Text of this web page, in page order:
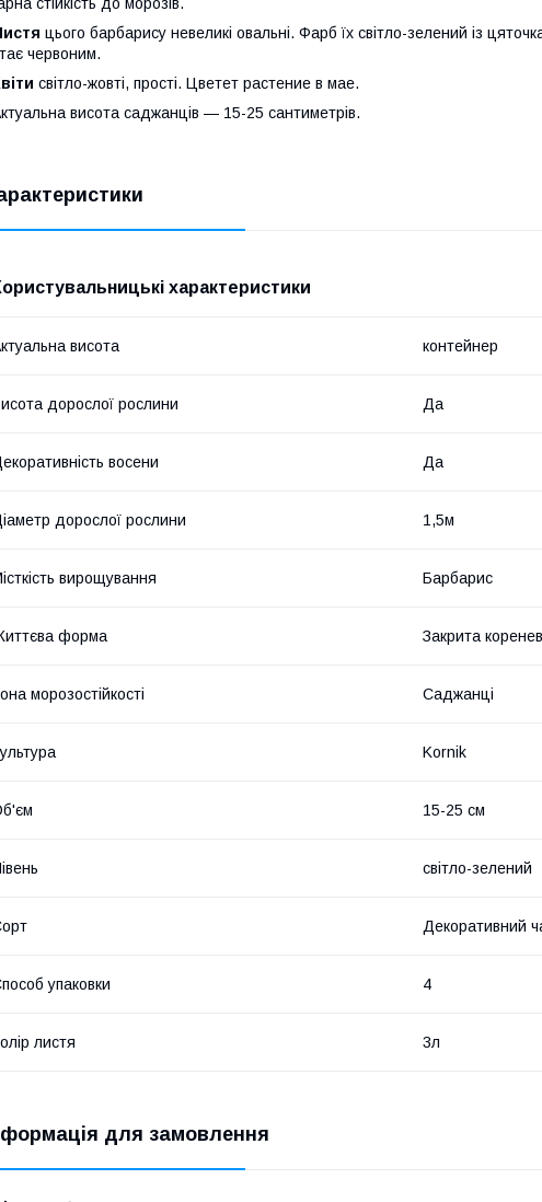
цього барбарису невеликі овальні. Фарб їх світло-зелений із
червоним.
світло-жовті, прості. Цветет растение в мае.
висота саджанців — 15-25 сантиметрів.
характеристики
висота контейнер
дорослої рослини Да
восени Да
дорослої рослини 1,5м
вирощування Барбарис
форма Закрита
морозостійкості Саджанці
Kornik
15-25 см
світло-зелений
Декоративний
упаковки 4
листя 3л
для замовлення